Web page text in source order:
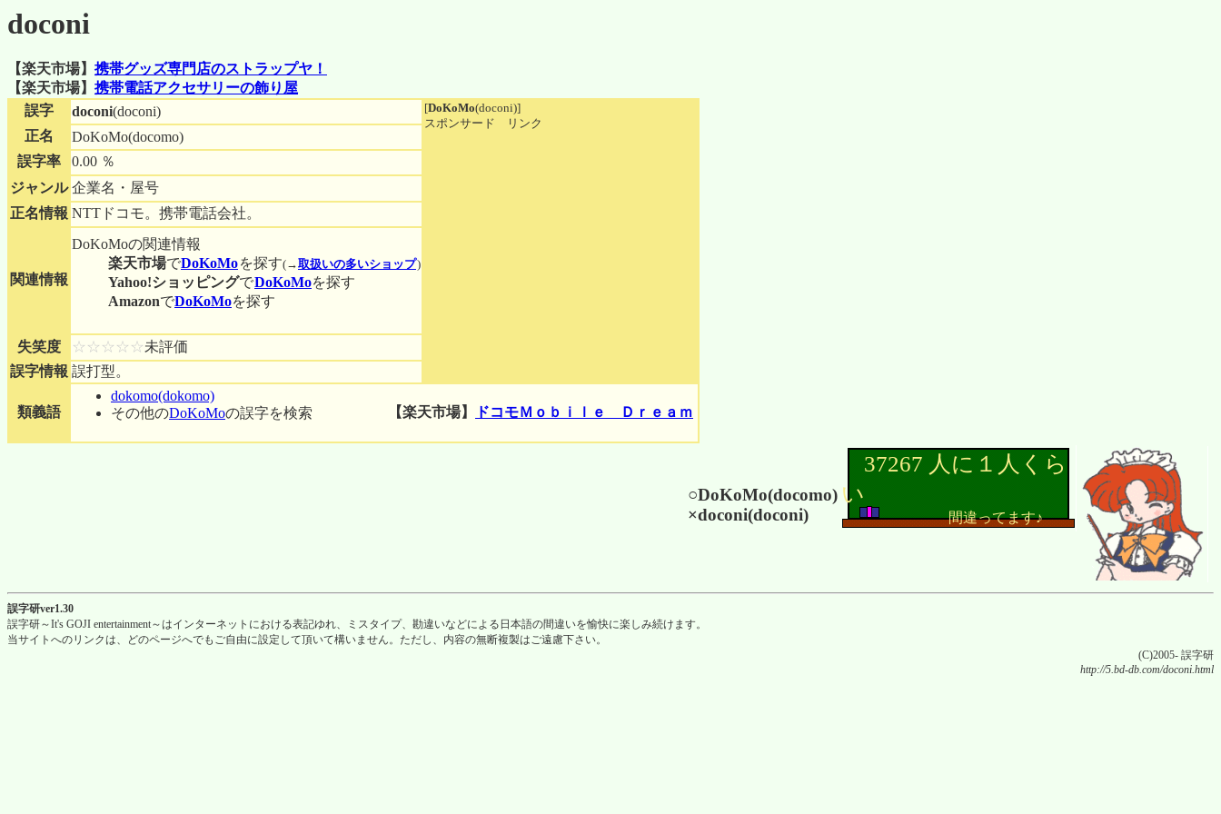
doconi
【楽天市場】 携帯グッズ専門店のストラップヤ！
【楽天市場】 携帯電話アクセサリーの飾り屋
誤字
doconi(doconi) [DoKoMo(doconi)]
スポンサード リンク
正名
DoKoMo(docomo)
誤字率
0.00 ％
ジャンル 企業名・屋号
正名情報 NTTドコモ。携帯電話会社。
関連情報
DoKoMoの関連情報
楽天市場でDoKoMoを探す(→取扱いの多いショップ)
Yahoo!ショッピングでDoKoMoを探す
AmazonでDoKoMoを探す
失笑度 ☆☆☆☆☆未評価
誤字情報 誤打型。
類義語
dokomo(dokomo)
その他のDoKoMoの誤字を検索 【楽天市場】 ドコモＭｏｂｉｌｅ Ｄｒｅａｍ
○DoKoMo(docomo)
×doconi(doconi)
37267 人に１人くら
い
間違ってます♪
誤字研ver1.30
誤字研～It's GOJI entertainment～はインターネットにおける表記ゆれ、ミスタイプ、勘違いなどによる日本語の間違いを愉快に楽しみ続けます。
当サイトへのリンクは、どのページへでもご自由に設定して頂いて構いません。ただし、内容の無断複製はご遠慮下さい。
(C)2005- 誤字研
http://5.bd-db.com/doconi.html